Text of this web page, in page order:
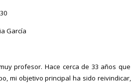
García
profesor. Hace cerca de 33 años
mi objetivo principal ha sido